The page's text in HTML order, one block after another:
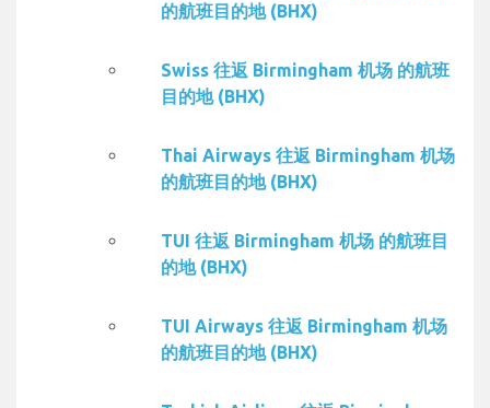
的航班目的地 (BHX)
Swiss 往返 Birmingham 机场 的航班
目的地 (BHX)
Thai Airways 往返 Birmingham 机场
的航班目的地 (BHX)
TUI 往返 Birmingham 机场 的航班目
的地 (BHX)
TUI Airways 往返 Birmingham 机场
的航班目的地 (BHX)